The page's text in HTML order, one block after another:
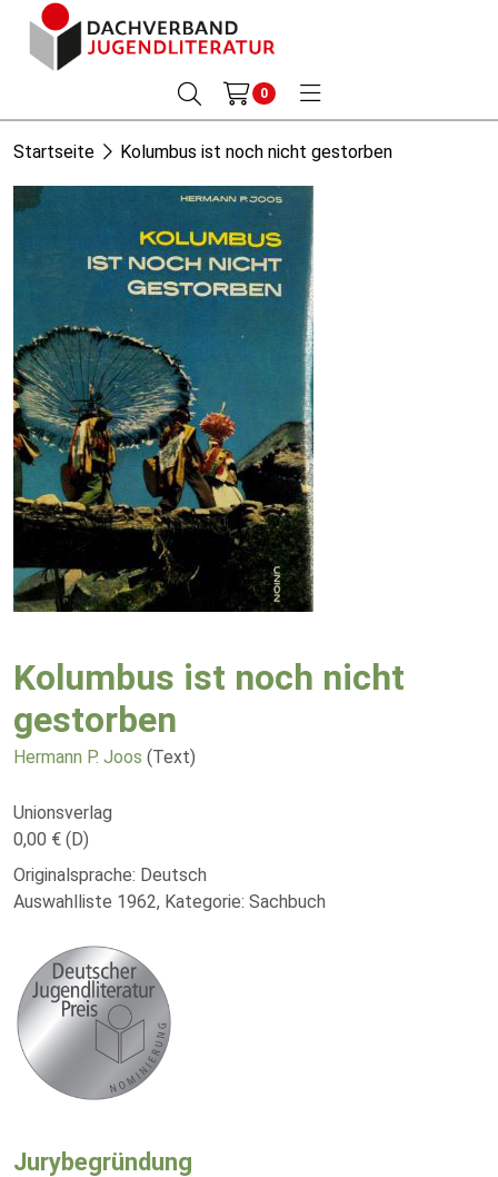
0
Startseite Kolumbus ist noch nicht gestorben
Kolumbus ist noch nicht
gestorben
Hermann P. Joos (Text)
Unionsverlag
0,00 € (D)
Originalsprache: Deutsch
Auswahlliste 1962, Kategorie: Sachbuch
Jurybegründung